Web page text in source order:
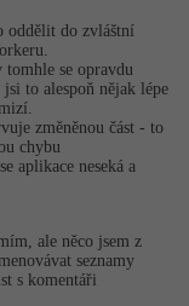
oddělit do zvláštní
se opravdu
to alespoň nějak lépe
změněnou část - to
chybu
aplikace neseká a
ale něco jsem z
seznamy
s komentáři